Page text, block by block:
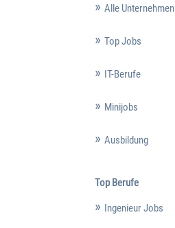
Alle Unternehmen
Top Jobs
IT-Berufe
Minijobs
Ausbildung
Top Berufe
Ingenieur Jobs